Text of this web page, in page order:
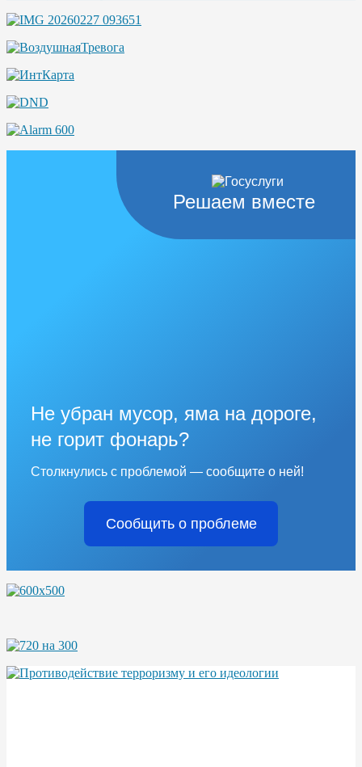
Решаем вместе
Не убран мусор, яма на дороге,
не горит фонарь?
Столкнулись с проблемой — сообщите о ней!
Сообщить о проблеме